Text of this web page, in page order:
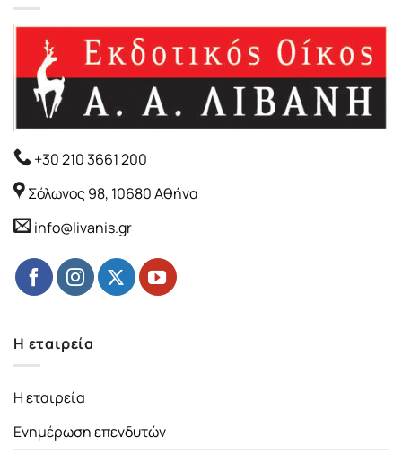
+30 210 3661 200
Σόλωνος 98, 10680 Αθήνα
info@livanis.gr
Η εταιρεία
Η εταιρεία
Ενημέρωση επενδυτών